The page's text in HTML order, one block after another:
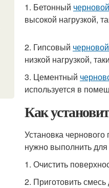
1. Бетонный
высокой нагрузкой,
2. Гипсовый
низкой нагрузкой,
3. Цементный
используется в
Как
Установка
нужно выполнить для
1. Очистить
2. Приготовить